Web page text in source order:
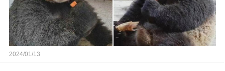
2024/01/13